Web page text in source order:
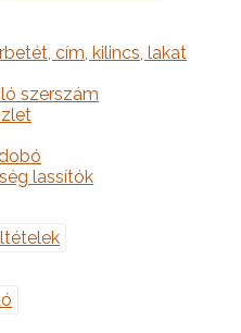
cím, kilincs, lakat
szerszám
lassítók